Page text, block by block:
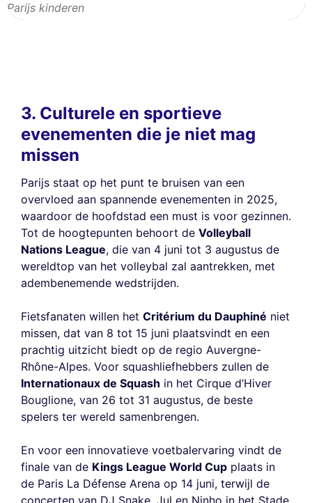
Parijs kinderen
3. Culturele en sportieve
evenementen die je niet mag
missen
Parijs staat op het punt te bruisen van een
overvloed aan spannende evenementen in 2025,
waardoor de hoofdstad een must is voor gezinnen.
Tot de hoogtepunten behoort de Volleyball
Nations League, die van 4 juni tot 3 augustus de
wereldtop van het volleybal zal aantrekken, met
adembenemende wedstrijden.
Fietsfanaten willen het Critérium du Dauphiné niet
missen, dat van 8 tot 15 juni plaatsvindt en een
prachtig uitzicht biedt op de regio Auvergne-
Rhône-Alpes. Voor squashliefhebbers zullen de
Internationaux de Squash in het Cirque d’Hiver
Bouglione, van 26 tot 31 augustus, de beste
spelers ter wereld samenbrengen.
En voor een innovatieve voetbalervaring vindt de
finale van de Kings League World Cup plaats in
de Paris La Défense Arena op 14 juni, terwijl de
concerten van DJ Snake, Jul en Ninho in het Stade